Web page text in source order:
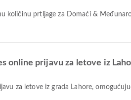
online prijavu za letove iz